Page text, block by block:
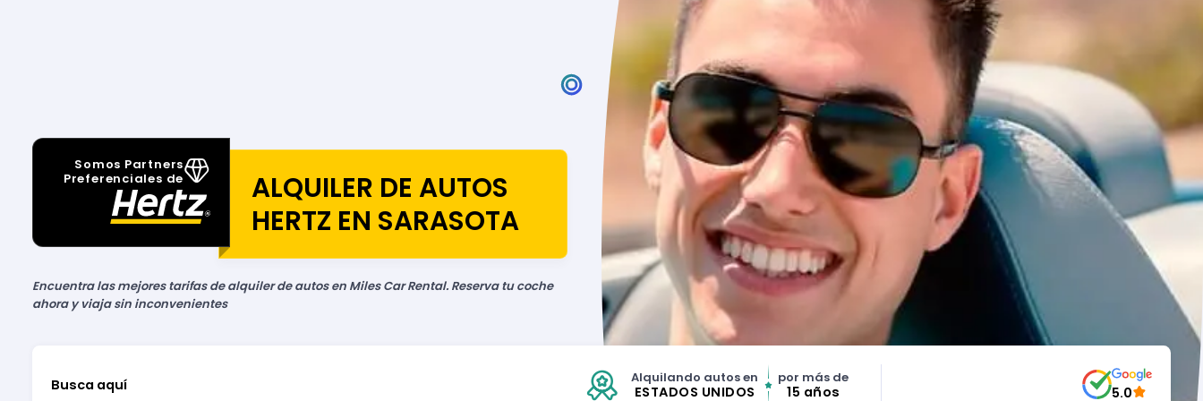
Somos Partners
Preferenciales de
ALQUILER DE AUTOS
HERTZ EN SARASOTA
Encuentra las mejores tarifas de alquiler de autos en Miles Car Rental. Reserva tu coche
ahora y viaja sin inconvenientes
Busca aquí Alquilando autos en
ESTADOS UNIDOS
por más de
15 años 5.0